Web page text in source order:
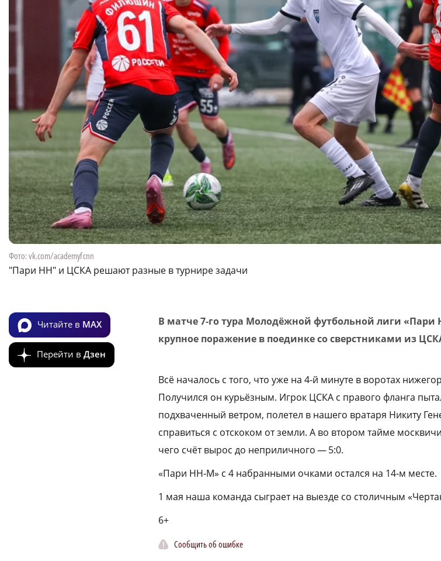
Фото: vk.com/academyfcnn
"Пари НН" и ЦСКА решают разные в турнире задачи
Читайте в MAX
Перейти в Дзен
В матче 7‑го тура Молодёжной футбольной лиги «Пари
крупное поражение в поединке со сверстниками из
Всё началось с того, что уже на 4‑й минуте в воротах
Получился он курьёзным. Игрок ЦСКА с правого фланга
подхваченный ветром, полетел в нашего вратаря Никиту
справиться с отскоком от земли. А во втором тайме
чего счёт вырос до неприличного — 5:0.
«Пари НН‑М» с 4 набранными очками остался на 14‑м месте.
1 мая наша команда сыграет на выезде со столичным
6+
Сообщить об ошибке